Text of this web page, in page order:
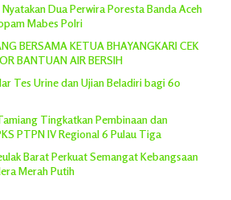
Dua Perwira Poresta Banda Aceh
Mabes Polri
BERSAMA KETUA BHAYANGKARI CEK
BANTUAN AIR BERSIH
Tes Urine dan Ujian Beladiri bagi 60
Tingkatkan Pembinaan dan
PTPN IV Regional 6 Pulau Tiga
Barat Perkuat Semangat Kebangsaan
Merah Putih